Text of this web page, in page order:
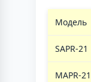
Модель
SAPR-21
MAPR-21